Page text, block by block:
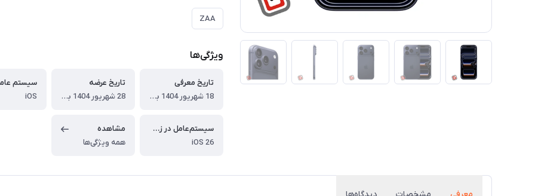
ZAA
ویژگی‌ها
تاریخ معرفی
18 شهریور 1404 برابر با 9 سپتامبر 2025
تاریخ عرضه
28 شهریور 1404 برابر با 19 سپتامبر 2025
سیستم
iOS
سیستم‌عامل در زمان عرضه
iOS 26
مشاهده
همه ویژگی‌ها